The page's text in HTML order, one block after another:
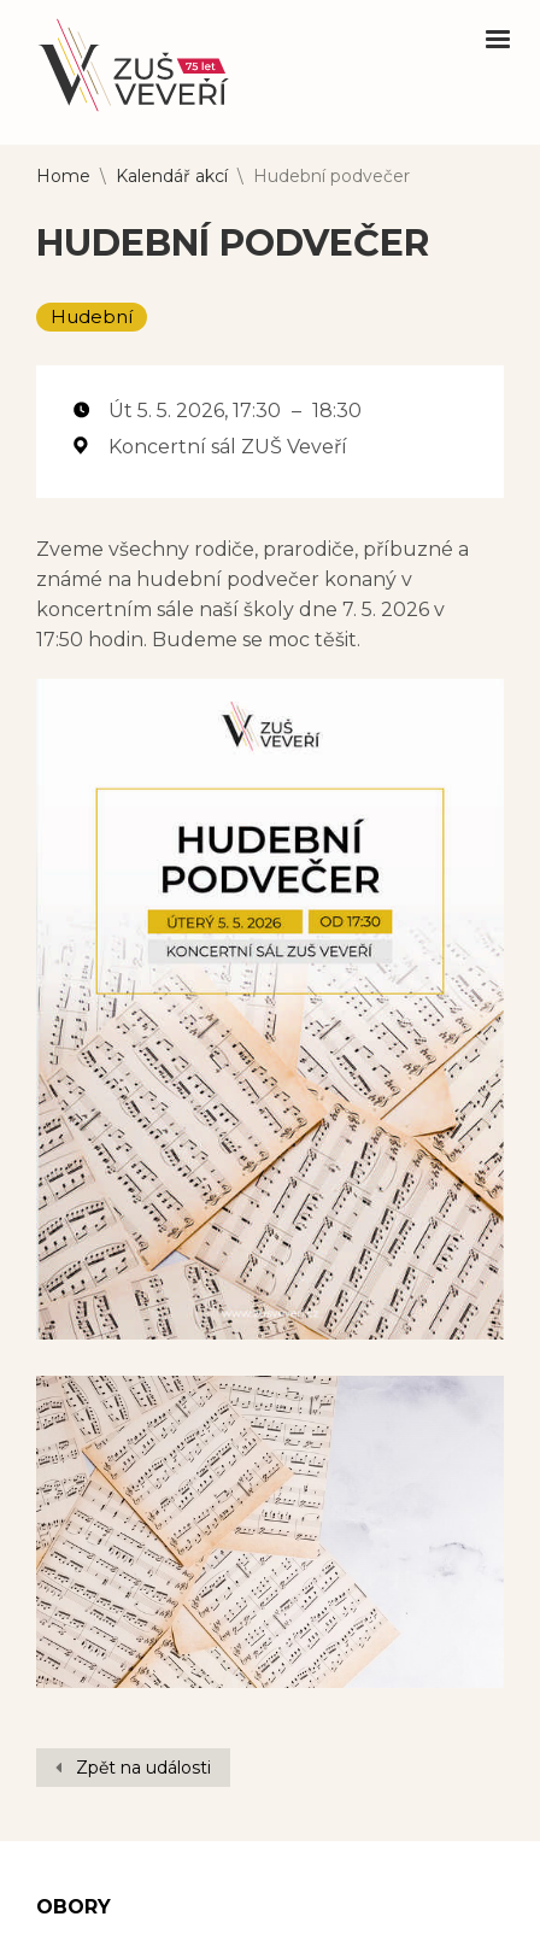
Home \ Kalendář akcí \ Hudební podvečer
HUDEBNÍ PODVEČER
Hudební
Út 5. 5. 2026, 17:30 – 18:30
Koncertní sál ZUŠ Veveří
Zveme všechny rodiče, prarodiče, příbuzné a
známé na hudební podvečer konaný v
koncertním sále naší školy dne 7. 5. 2026 v
17:50 hodin. Budeme se moc těšit.
Zpět na události
OBORY